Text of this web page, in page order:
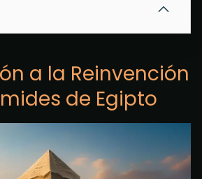
a la Reinvención
de Egipto